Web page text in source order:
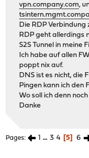
vpn.company.com,
Die RDP Verbindung
RDP geht allerdings
S2S Tunnel in meine
Ich habe auf allen
poppt nix auf.
DNS ist es nicht, die
Pingen kann ich den
Wo soll ich denn
Danke
Pages 1 ... 3 4 5 6